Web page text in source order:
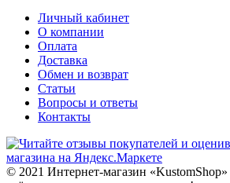
Личный кабинет
О компании
Оплата
Доставка
Обмен и возврат
Статьи
Вопросы и ответы
Контакты
© 2021 Интернет-магазин «KustomShop»